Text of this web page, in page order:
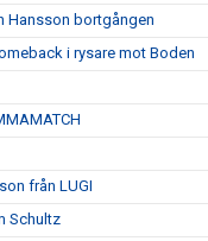
Hansson bortgången
i rysare mot Boden
från LUGI
Schultz